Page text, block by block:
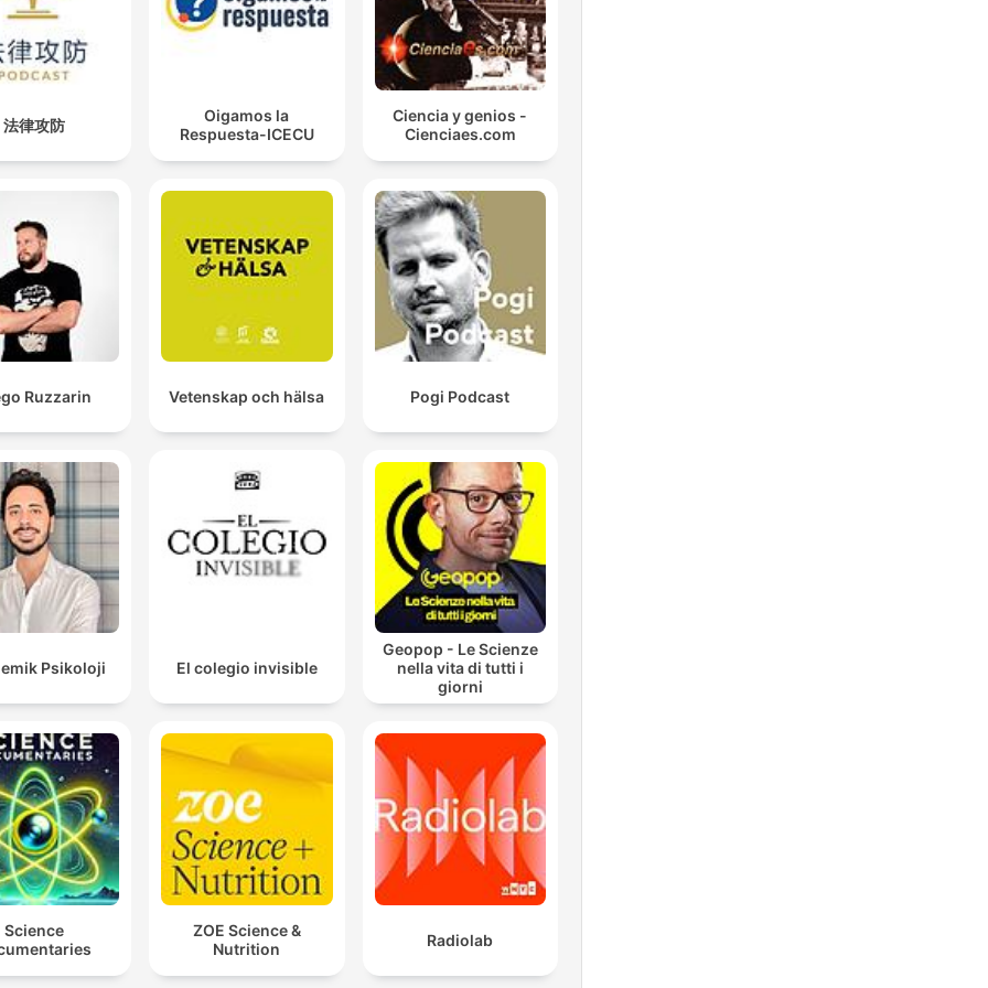
法律攻防
Oigamos la
Respuesta-ICECU
Ciencia y genios -
Cienciaes.com
Ruzzarin Vetenskap och hälsa Pogi Podcast
Psikoloji El colegio invisible
Geopop - Le Scienze
nella vita di tutti i
giorni
Science
ZOE Science &
Nutrition
Radiolab